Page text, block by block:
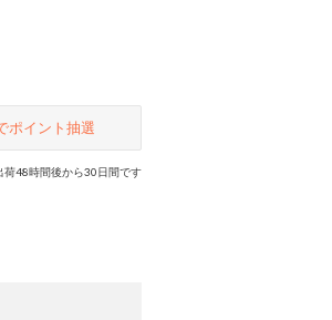
ポイント抽選
48時間後から30日間です